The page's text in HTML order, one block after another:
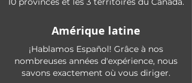
Amérique latine
¡Hablamos Español! Grâce à nos
nombreuses années d'expérience, nous
savons exactement où vous diriger.